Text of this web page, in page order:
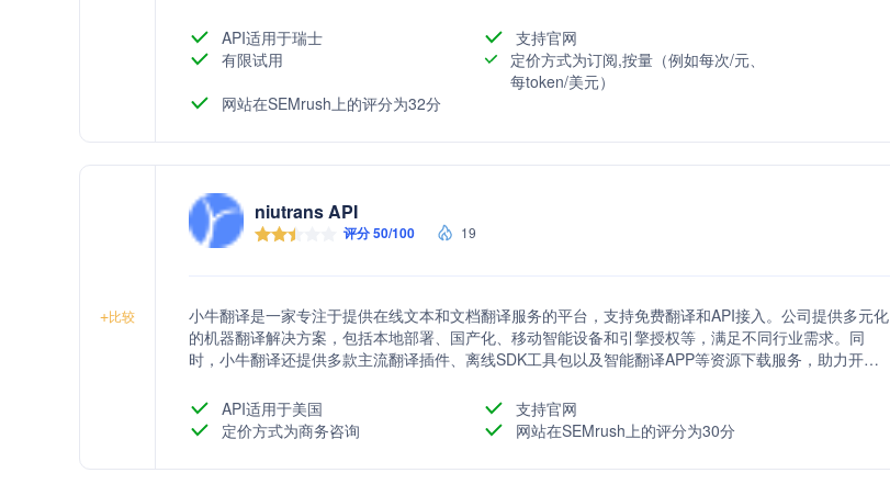
API适用于瑞士
支持官网
有限试用
定价方式为订阅,按量（例如每次/元、
每token/美元）
网站在SEMrush上的评分为32分
+比较
niutrans API
评分 50/100 19
小牛翻译是一家专注于提供在线文本和文档翻译服务的平台，支持免费翻译和API接入。公司提供多元化
的机器翻译解决方案，包括本地部署、国产化、移动智能设备和引擎授权等，满足不同行业需求。同
时，小牛翻译还提供多款主流翻译插件、离线SDK工具包以及智能翻译APP等资源下载服务，助力开发
API适用于美国
支持官网
定价方式为商务咨询
网站在SEMrush上的评分为30分